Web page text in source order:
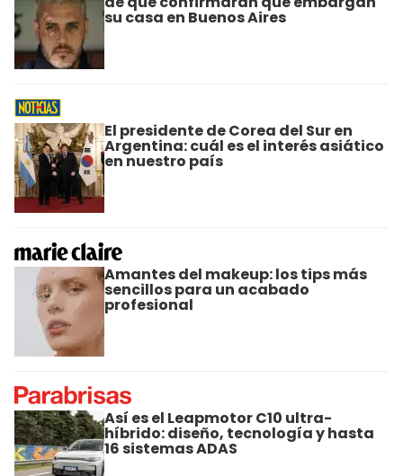
su casa en Buenos Aires
El presidente de Corea del Sur en
Argentina: cuál es el interés asiático
en nuestro país
Amantes del makeup: los tips más
sencillos para un acabado
profesional
Así es el Leapmotor C10 ultra-
híbrido: diseño, tecnología y hasta
16 sistemas ADAS